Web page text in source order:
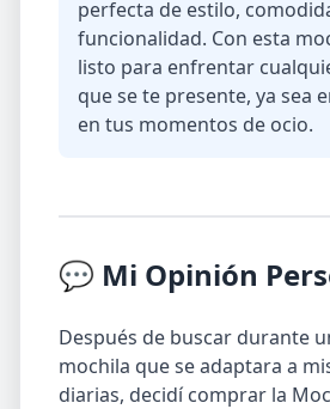
perfecta de estilo,
funcionalidad. Con esta
listo para enfrentar
que se te presente, ya sea
en tus momentos de ocio.
💬 Mi Opinión
Después de buscar durante
mochila que se adaptara a
diarias, decidí comprar la